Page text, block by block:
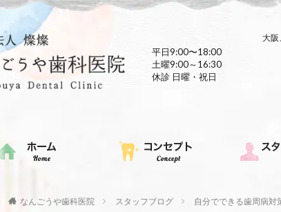
大
平日9:00〜18:00
土曜9:00～16:30
休診 日曜・祝日
なんごうや歯科医院 スタッフブログ 自分でできる歯周病対